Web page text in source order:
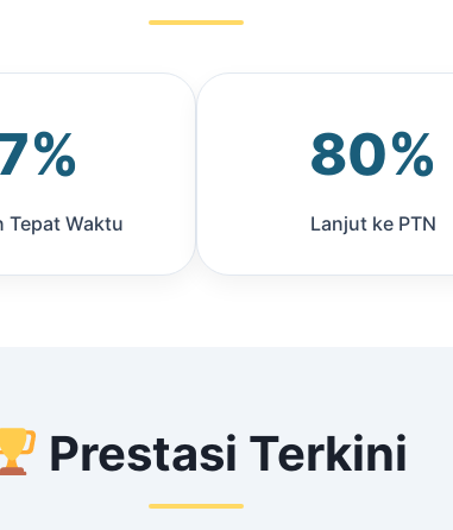
Tepat Waktu
80%
Lanjut ke PTN
Prestasi Terkini